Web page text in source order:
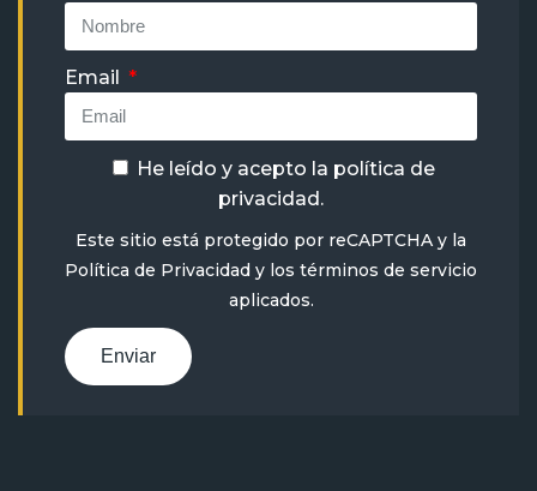
Email
He leído y acepto la política de
privacidad.
Este sitio está protegido por reCAPTCHA y la
Política de Privacidad y los términos de servicio
aplicados.
Enviar